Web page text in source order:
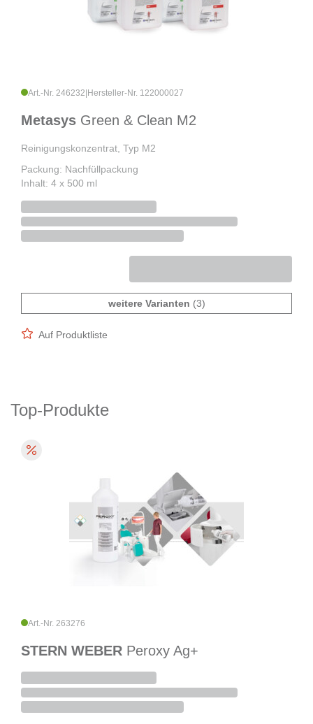
Art.-Nr. 246232 Hersteller-Nr. 122000027
Metasys Green & Clean M2
Reinigungskonzentrat, Typ M2
Packung: Nachfüllpackung
Inhalt: 4 x 500 ml
weitere Varianten (3)
Auf Produktliste
Top-Produkte
Art.-Nr. 263276
STERN WEBER Peroxy Ag+